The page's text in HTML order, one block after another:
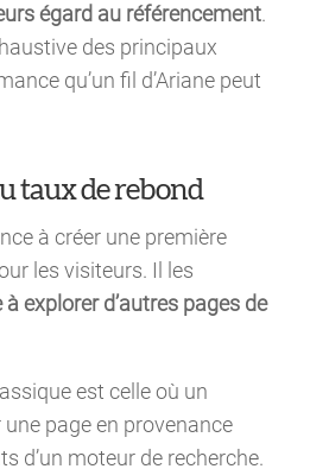
égard au référencement.
des principaux
qu’un fil d’Ariane peut
taux de rebond
à créer une première
les visiteurs. Il les
explorer d’autres pages de
est celle où un
page en provenance
d’un moteur de recherche.